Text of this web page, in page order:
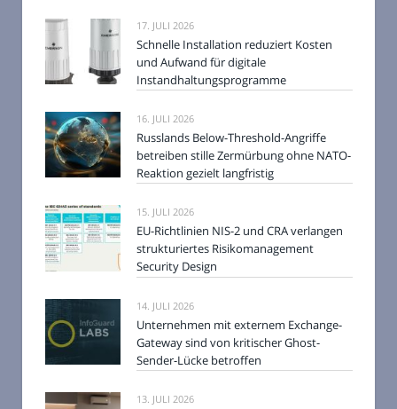
17. JULI 2026
Schnelle Installation reduziert Kosten
und Aufwand für digitale
Instandhaltungsprogramme
16. JULI 2026
Russlands Below-Threshold-Angriffe
betreiben stille Zermürbung ohne NATO-
Reaktion gezielt langfristig
15. JULI 2026
EU-Richtlinien NIS-2 und CRA verlangen
strukturiertes Risikomanagement
Security Design
14. JULI 2026
Unternehmen mit externem Exchange-
Gateway sind von kritischer Ghost-
Sender-Lücke betroffen
13. JULI 2026